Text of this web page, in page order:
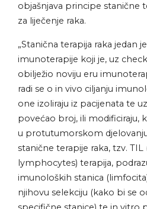
objašnjava principe stanične
za liječenje raka.
„Stanična terapija raka jedan
imunoterapije koji je, uz
obilježio noviju eru
radi se o in vivo ciljanju
one izoliraju iz pacijenata te
povećao broj, ili modificiraju,
u protutumorskom
stanične terapije raka, tzv.
lymphocytes) terapija,
imunoloških stanica
njihovu selekciju (kako bi se